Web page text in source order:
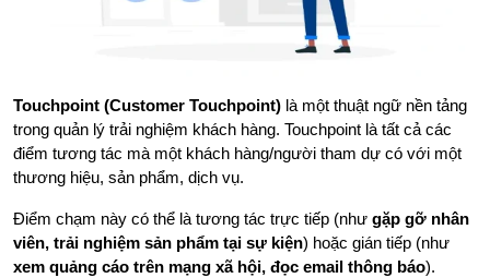
Touchpoint (Customer Touchpoint) là một thuật ngữ nền tảng
trong quản lý trải nghiệm khách hàng. Touchpoint là tất cả các
điểm tương tác mà một khách hàng/người tham dự có với một
thương hiệu, sản phẩm, dịch vụ.
Điểm chạm này có thể là tương tác trực tiếp (như gặp gỡ nhân
viên, trải nghiệm sản phẩm tại sự kiện) hoặc gián tiếp (như
xem quảng cáo trên mạng xã hội, đọc email thông báo).